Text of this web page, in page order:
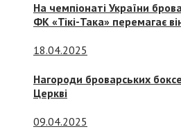
На чемпіонаті України
ФК «Тікі-Така» перемагає
18.04.2025
Нагороди броварських
Церкві
09.04.2025